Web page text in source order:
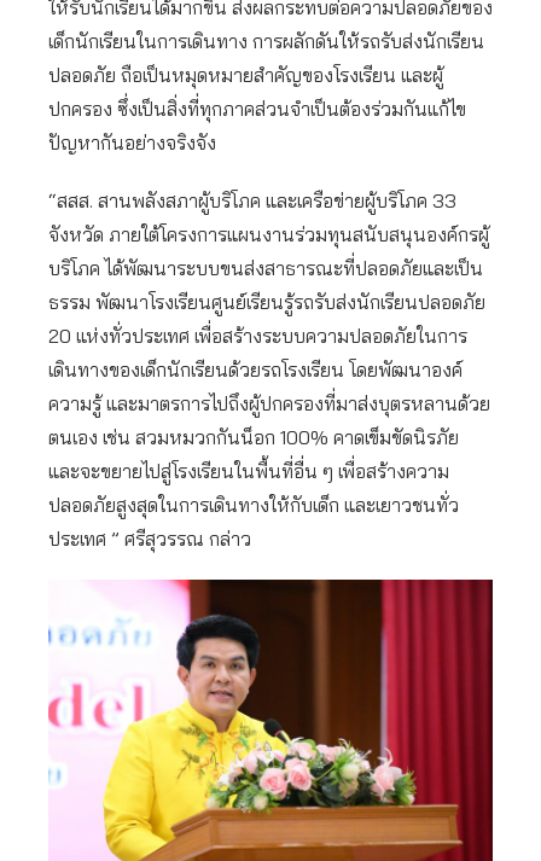
ให้รับนักเรียนได้มากขึ้น ส่งผลกระทบต่อความปลอดภัยของ
เด็กนักเรียนในการเดินทาง การผลักดันให้รถรับส่งนักเรียน
ปลอดภัย ถือเป็นหมุดหมายสำคัญของโรงเรียน และผู้
ปกครอง ซึ่งเป็นสิ่งที่ทุกภาคส่วนจำเป็นต้องร่วมกันแก้ไข
ปัญหากันอย่างจริงจัง
“สสส. สานพลังสภาผู้บริโภค และเครือข่ายผู้บริโภค 33
จังหวัด ภายใต้โครงการแผนงานร่วมทุนสนับสนุนองค์กรผู้
บริโภค ได้พัฒนาระบบขนส่งสาธารณะที่ปลอดภัยและเป็น
ธรรม พัฒนาโรงเรียนศูนย์เรียนรู้รถรับส่งนักเรียนปลอดภัย
20 แห่งทั่วประเทศ เพื่อสร้างระบบความปลอดภัยในการ
เดินทางของเด็กนักเรียนด้วยรถโรงเรียน โดยพัฒนาองค์
ความรู้ และมาตรการไปถึงผู้ปกครองที่มาส่งบุตรหลานด้วย
ตนเอง เช่น สวมหมวกกันน็อก 100% คาดเข็มขัดนิรภัย
และจะขยายไปสู่โรงเรียนในพื้นที่อื่น ๆ เพื่อสร้างความ
ปลอดภัยสูงสุดในการเดินทางให้กับเด็ก และเยาวชนทั่ว
ประเทศ ” ศรีสุวรรณ กล่าว